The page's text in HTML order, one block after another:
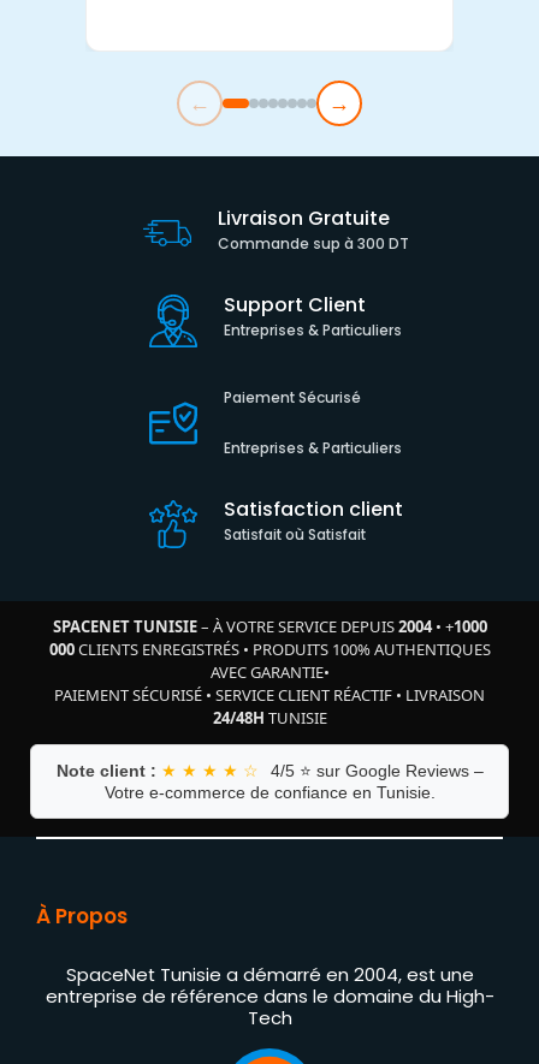
← →
Livraison Gratuite
Commande sup à 300 DT
Support Client
Entreprises & Particuliers
Paiement Sécurisé
Entreprises & Particuliers
Satisfaction client
Satisfait où Satisfait
SPACENET TUNISIE– À VOTRE SERVICE DEPUIS2004• +1000
000CLIENTS ENREGISTRÉS• PRODUITS 100% AUTHENTIQUES
AVEC GARANTIE•
PAIEMENT SÉCURISÉ • SERVICE CLIENT RÉACTIF • LIVRAISON
24/48H TUNISIE
Note client : ★ ★ ★ ★ ☆
4/5 ⭐ sur Google Reviews –
Votre e-commerce de confiance en Tunisie.
À Propos
SpaceNet Tunisie a démarré en 2004, est une
entreprise de référence dans le domaine du High-
Tech